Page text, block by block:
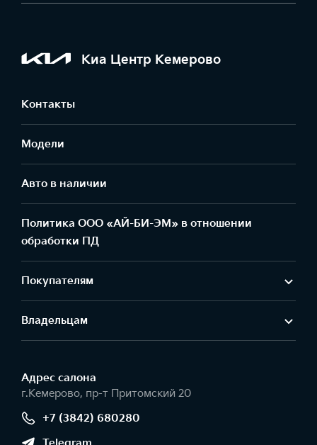
Киа Центр Кемерово
Контакты
Модели
Авто в наличии
Политика ООО «АЙ-БИ-ЭМ» в отношении
обработки ПД
Покупателям
Владельцам
Адрес салонa
г.Кемерово, пр-т Притомский 20
+7 (3842) 680280